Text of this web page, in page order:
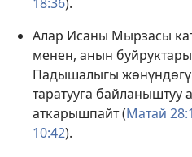
18:36).
Алар Исаны Мырзасы
менен, анын
Падышалыгы
таратууга байланыштуу
аткарышпайт (Матай
10:42).